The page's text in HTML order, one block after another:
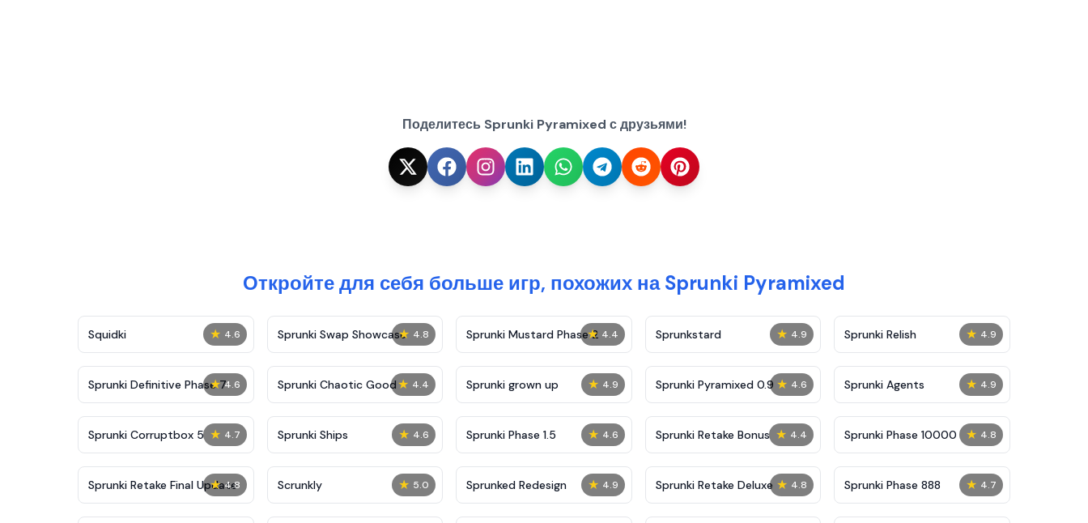
Поделитесь Sprunki Pyramixed с друзьями!
Откройте для себя больше игр, похожих на Sprunki Pyramixed
★ 4.6
Squidki ★ 4.8
Sprunki Swap Showcase ★ 4.4
Sprunki Mustard Phase 2 ★ 4.9
Sprunkstard ★ 4.9
Sprunki Relish
★ 4.6
Sprunki Definitive Phase 7 ★ 4.4
Sprunki Chaotic Good ★ 4.9
Sprunki grown up ★ 4.6
Sprunki Pyramixed 0.9 ★ 4.9
Sprunki Agents
★ 4.7
Sprunki Corruptbox 5 ★ 4.6
Sprunki Ships ★ 4.6
Sprunki Phase 1.5 ★ 4.4
Sprunki Retake Bonus ★ 4.8
Sprunki Phase 10000
★ 4.8
Sprunki Retake Final Update ★ 5.0
Scrunkly ★ 4.9
Sprunked Redesign ★ 4.8
Sprunki Retake Deluxe ★ 4.7
Sprunki Phase 888